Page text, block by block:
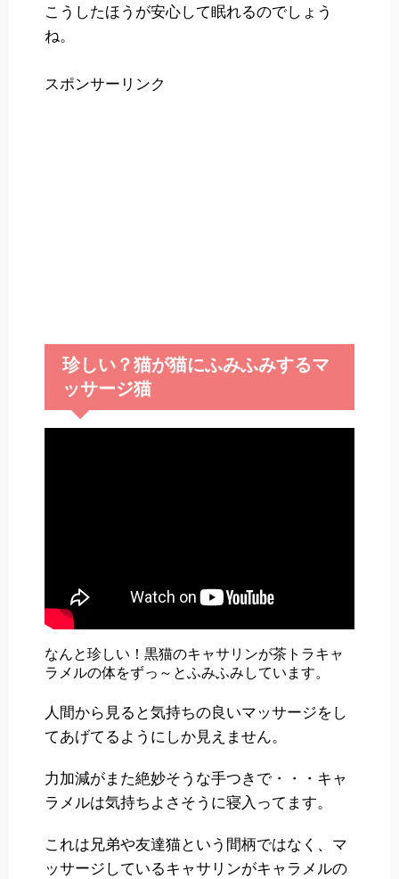
こうしたほうが安心して眠れるのでしょう
ね。
スポンサーリンク
珍しい？猫が猫にふみふみするマ
ッサージ猫
なんと珍しい！黒猫のキャサリンが茶トラキャ
ラメルの体をずっ～とふみふみしています。
人間から見ると気持ちの良いマッサージをし
てあげてるようにしか見えません。
力加減がまた絶妙そうな手つきで・・・キャ
ラメルは気持ちよさそうに寝入ってます。
これは兄弟や友達猫という間柄ではなく、マ
ッサージしているキャサリンがキャラメルの